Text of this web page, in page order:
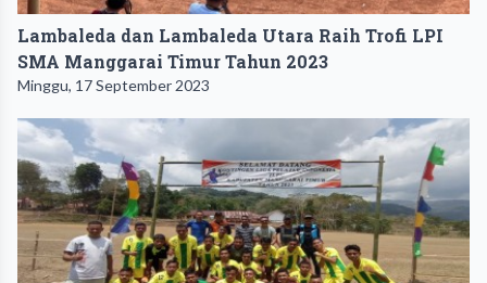
Lambaleda dan Lambaleda Utara Raih Trofi LPI
SMA Manggarai Timur Tahun 2023
Minggu, 17 September 2023